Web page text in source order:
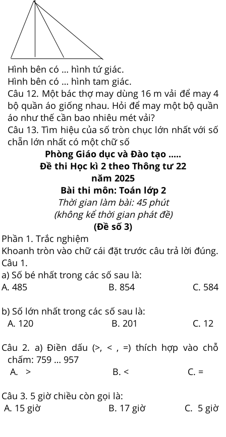
Hình bên có … hình tứ giác.
Hình bên có … hình tam giác.
Câu 12. Một bác thợ may dùng 16 m vải để may 4
bộ quần áo giống nhau. Hỏi để may một bộ quần
áo như thế cần bao nhiêu mét vải?
Câu 13.Tìm hiệu của số tròn chục lớn nhất với số
chẵn lớn nhất có một chữ số
Phòng Giáo dục và Đào tạo .....
Đề thi Học kì 2 theo Thông tư 22
năm 2025
Bài thi môn: Toán lớp 2
Thời gian làm bài: 45 phút
(không kể thời gian phát đề)
(Đề số 3)
Phần 1. Trắc nghiệm
Khoanh tròn vào chữ cái đặt trước câu trả lời đúng.
Câu 1.
a) Số bé nhất trong các số sau là:
A. 485 B. 854 C. 584
b) Số lớn nhất trong các số sau là:
A. 120 B. 201 C. 12
Câu 2. a) Điền dấu (>, < , =) thích hợp vào chỗ
chấm: 759 … 957
A. > B. < C. =
Câu 3. 5 giờ chiều còn gọi là:
A. 15 giờ B. 17 giờ C. 5 giờ